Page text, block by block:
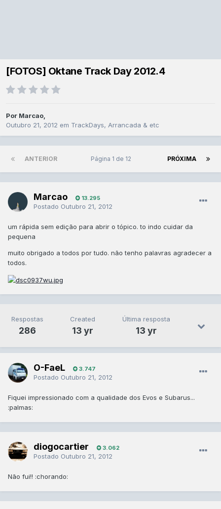
[FOTOS] Oktane Track Day 2012.4
Por Marcao,
Outubro 21, 2012 em TrackDays, Arrancada & etc
ANTERIOR PRÓXIMA
Página 1 de 12
Marcao 13.295
Postado Outubro 21, 2012
um rápida sem edição para abrir o tópico. to indo cuidar da
pequena
muito obrigado a todos por tudo. não tenho palavras agradecer a
todos.
Respostas
286
Created
13 yr
Última resposta
13 yr
O-FaeL 3.747
Postado Outubro 21, 2012
Fiquei impressionado com a qualidade dos Evos e Subarus...
:palmas:
diogocartier 3.062
Postado Outubro 21, 2012
Não fui!! :chorando: